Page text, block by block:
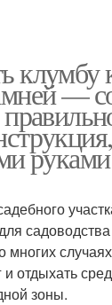
клумбу
—
многих
и отдыхать
зоны.